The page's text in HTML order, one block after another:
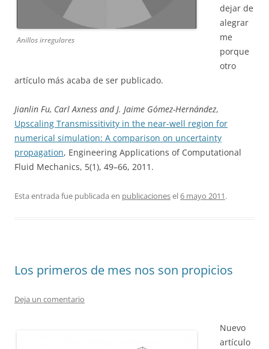
Anillos irregulares
dejar de
alegrar
me
porque
otro
artículo más acaba de ser publicado.
Jianlin Fu, Carl Axness and J. Jaime Gómez-Hernández,
Upscaling Transmissitivity in the near-well region for
numerical simulation: A comparison on uncertainty
propagation, Engineering Applications of Computational
Fluid Mechanics, 5(1), 49–66, 2011.
Esta entrada fue publicada en publicacionesel6 mayo 2011.
Los primeros de mes nos son propicios
Deja un comentario
Nuevo
artículo